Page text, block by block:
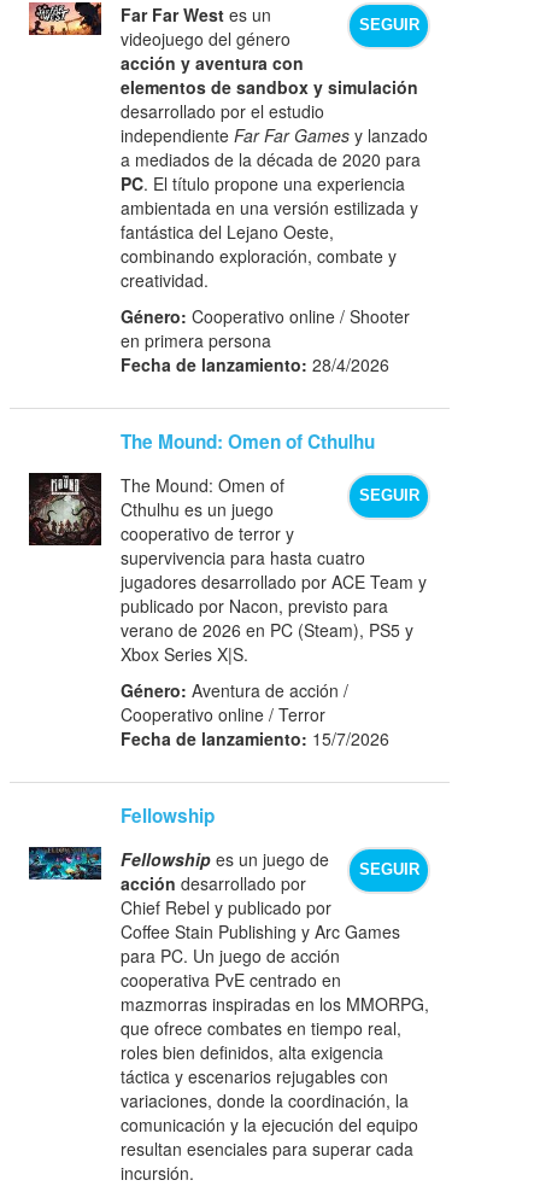
SEGUIR
Far Far West es un
videojuego del género
acción y aventura con
elementos de sandbox y simulación
desarrollado por el estudio
independienteFar Far Games y lanzado
a mediados de la década de 2020 para
PC. El título propone una experiencia
ambientada en una versión estilizada y
fantástica del Lejano Oeste,
combinando exploración, combate y
creatividad.
Género: Cooperativo online / Shooter
en primera persona
Fecha de lanzamiento: 28/4/2026
The Mound: Omen of Cthulhu
SEGUIR
The Mound: Omen of
Cthulhu es un juego
cooperativo de terror y
supervivencia para hasta cuatro
jugadores desarrollado por ACE Team y
publicado por Nacon, previsto para
verano de 2026 en PC (Steam), PS5 y
Xbox Series X|S.
Género: Aventura de acción /
Cooperativo online / Terror
Fecha de lanzamiento: 15/7/2026
Fellowship
SEGUIR
Fellowship es un juego de
acción desarrollado por
Chief Rebel y publicado por
Coffee Stain Publishing y Arc Games
para PC. Un juego de acción
cooperativa PvE centrado en
mazmorras inspiradas en los MMORPG,
que ofrece combates en tiempo real,
roles bien definidos, alta exigencia
táctica y escenarios rejugables con
variaciones, donde la coordinación, la
comunicación y la ejecución del equipo
resultan esenciales para superar cada
incursión.